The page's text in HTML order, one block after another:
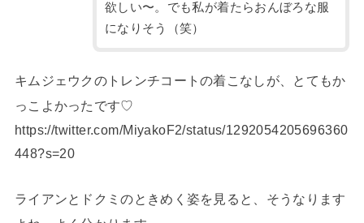
欲しい〜。でも私が着たらおんぼろな服
になりそう（笑）
キムジェウクのトレンチコートの着こなしが、とてもか
っこよかったです♡
https://twitter.com/MiyakoF2/status/1292054205696360
448?s=20
ライアンとドクミのときめく姿を見ると、そうなります